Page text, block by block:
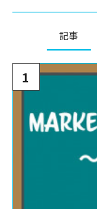
記事
1